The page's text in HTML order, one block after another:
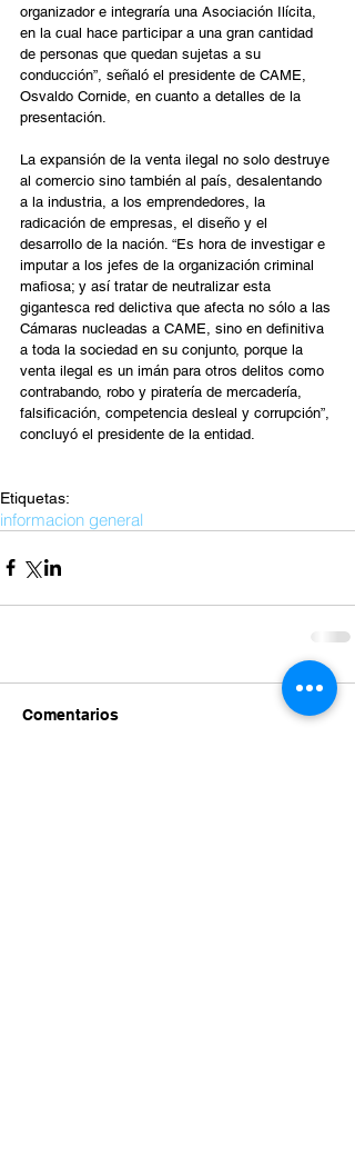
organizador e integraría una Asociación Ilícita,
en la cual hace participar a una gran cantidad
de personas que quedan sujetas a su
conducción”, señaló el presidente de CAME,
Osvaldo Cornide, en cuanto a detalles de la
presentación.
La expansión de la venta ilegal no solo destruye
al comercio sino también al país, desalentando
a la industria, a los emprendedores, la
radicación de empresas, el diseño y el
desarrollo de la nación. “Es hora de investigar e
imputar a los jefes de la organización criminal
mafiosa; y así tratar de neutralizar esta
gigantesca red delictiva que afecta no sólo a las
Cámaras nucleadas a CAME, sino en definitiva
a toda la sociedad en su conjunto, porque la
venta ilegal es un imán para otros delitos como
contrabando, robo y piratería de mercadería,
falsificación, competencia desleal y corrupción”,
concluyó el presidente de la entidad.
Etiquetas:
informacion general
Comentarios